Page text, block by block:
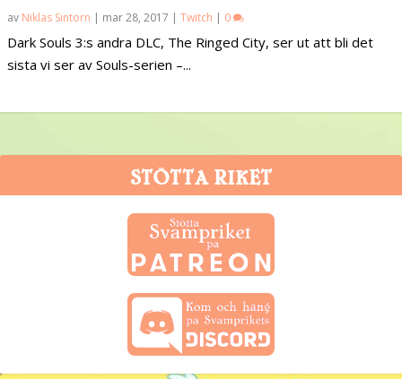
av Niklas Sintorn mar 28, 2017 Twitch 0
Dark Souls 3:s andra DLC, The Ringed City, ser ut att bli det
sista vi ser av Souls-serien –...
STÖTTA RIKET